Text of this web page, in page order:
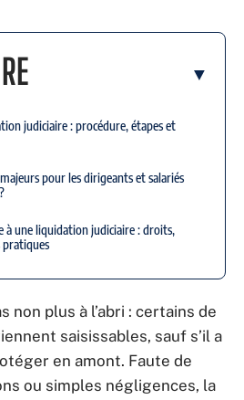
judiciaire : procédure, étapes et
pour les dirigeants et salariés
à une liquidation judiciaire : droits,
pratiques
non plus à l’abri : certains de
saisissables, sauf s’il a
en amont. Faute de
ou simples négligences, la